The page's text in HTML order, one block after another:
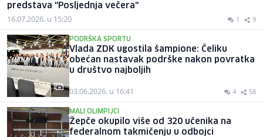
predstava "Posljednja večera"
16.07.2026. u 15:20 1 9
PODRŠKA SPORTU
Vlada ZDK ugostila šampione: Čeliku
obećan nastavak podrške nakon povratka
u društvo najboljih
03.06.2026. u 16:41 4 58
MALI OLIMPIJCI
Žepče okupilo više od 320 učenika na
federalnom takmičenju u odbojci